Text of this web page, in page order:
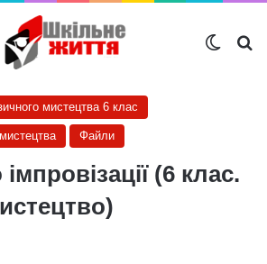
мистецтва 6 клас
Файли
(6 клас.